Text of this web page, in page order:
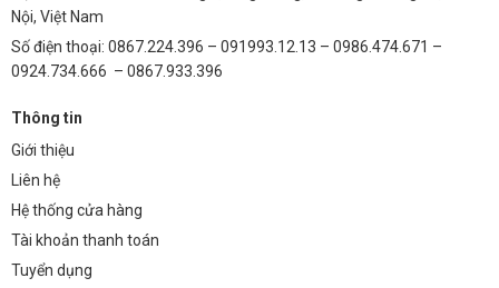
Nội, Việt Nam
Số điện thoại: 0867.224.396 – 091993.12.13 – 0986.474.671 –
0924.734.666 – 0867.933.396
Thông tin
Giới thiệu
Liên hệ
Hệ thống cửa hàng
Tài khoản thanh toán
Tuyển dụng